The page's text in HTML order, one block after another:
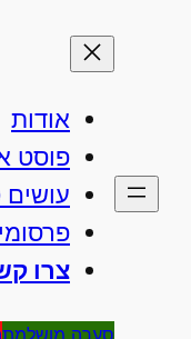
אודות
פוסט
עושים
צרו
סערה מושלמת